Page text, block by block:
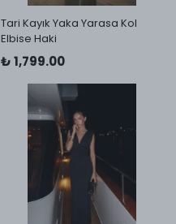
Tari Kayık Yaka Yarasa Kol
Elbise Haki
₺ 1,799.00